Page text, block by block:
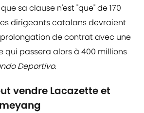
sa clause n'est "que" de 170
dirigeants catalans devraient
de contrat avec une
qui passera alors à 400 millions
Deportivo.
vendre Lacazette et